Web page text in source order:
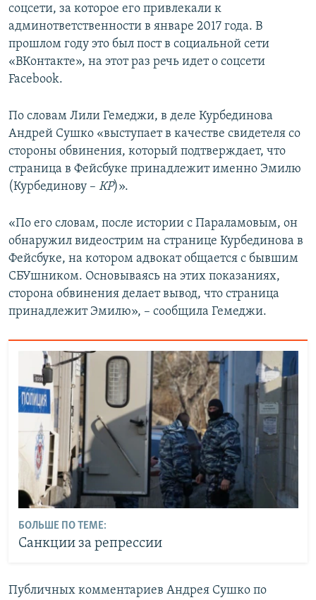
соцсети, за которое его привлекали к
админответственности в январе 2017 года. В
прошлом году это был пост в социальной сети
«ВКонтакте», на этот раз речь идет о соцсети
Facebook.
По словам Лили Гемеджи, в деле Курбединова
Андрей Сушко «выступает в качестве свидетеля со
стороны обвинения, который подтверждает, что
страница в Фейсбуке принадлежит именно Эмилю
(Курбединову – КР)».
«По его словам, после истории с Параламовым, он
обнаружил видеострим на странице Курбединова в
Фейсбуке, на котором адвокат общается с бывшим
СБУшником. Основываясь на этих показаниях,
сторона обвинения делает вывод, что страница
принадлежит Эмилю», – сообщила Гемеджи.
БОЛЬШЕ ПО ТЕМЕ:
Санкции за репрессии
Публичных комментариев Андрея Сушко по